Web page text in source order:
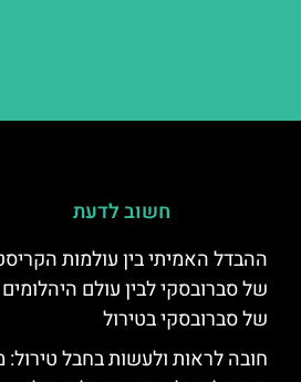
חשוב לדעת
ההבדל האמיתי בין עולמות
של סברובסקי לבין עולם היהלומים
של סברובסקי בטירול
חובה לראות ולעשות בחבל טירול: